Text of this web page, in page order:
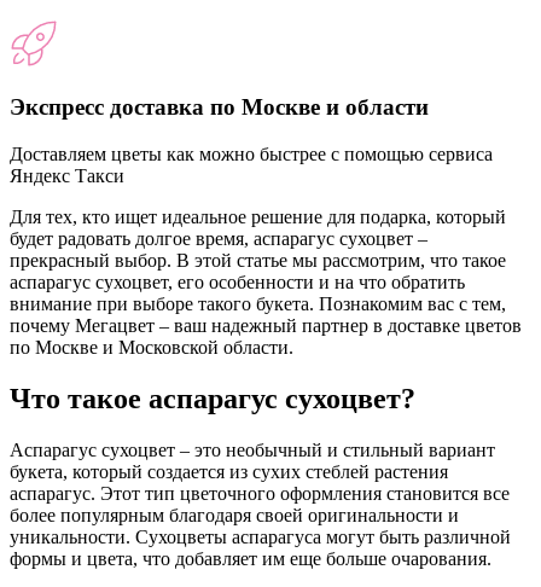
Экспресс доставка по Москве и области
Доставляем цветы как можно быстрее с помощью сервиса
Яндекс Такси
Для тех, кто ищет идеальное решение для подарка, который
будет радовать долгое время, аспарагус сухоцвет –
прекрасный выбор. В этой статье мы рассмотрим, что такое
аспарагус сухоцвет, его особенности и на что обратить
внимание при выборе такого букета. Познакомим вас с тем,
почему Мегацвет – ваш надежный партнер в доставке цветов
по Москве и Московской области.
Что такое аспарагус сухоцвет?
Аспарагус сухоцвет – это необычный и стильный вариант
букета, который создается из сухих стеблей растения
аспарагус. Этот тип цветочного оформления становится все
более популярным благодаря своей оригинальности и
уникальности. Сухоцветы аспарагуса могут быть различной
формы и цвета, что добавляет им еще больше очарования.